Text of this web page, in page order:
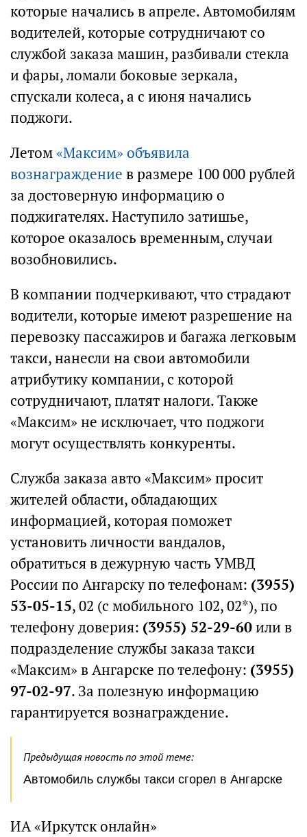
которые начались в апреле. Автомобилям
водителей, которые сотрудничают со
службой заказа машин, разбивали стекла
и фары, ломали боковые зеркала,
спускали колеса, а с июня начались
поджоги.
Летом«Максим» объявила
вознаграждение в размере 100 000 рублей
за достоверную информацию о
поджигателях. Наступило затишье,
которое оказалось временным, случаи
возобновились.
В компании подчеркивают, что страдают
водители, которые имеют разрешение на
перевозку пассажиров и багажа легковым
такси, нанесли на свои автомобили
атрибутику компании, с которой
сотрудничают, платят налоги. Также
«Максим» не исключает, что поджоги
могут осуществлять конкуренты.
Служба заказа авто «Максим» просит
жителей области, обладающих
информацией, которая поможет
установить личности вандалов,
обратиться в дежурную часть УМВД
России по Ангарску по телефонам: (3955)
53-05-15, 02 (с мобильного 102, 02*), по
телефону доверия: (3955) 52-29-60или в
подразделение службы заказа такси
«Максим» в Ангарске по телефону: (3955)
97-02-97. За полезную информацию
гарантируется вознаграждение.
Предыдущая новость по этой теме:
Автомобиль службы такси сгорел в Ангарске
ИА «Иркутск онлайн»